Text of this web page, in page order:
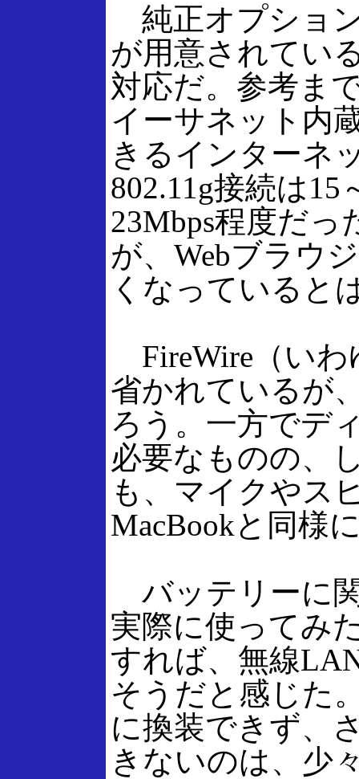
純正オプショ
が用意されてい
対応だ。参考ま
イーサネット内
きるインターネ
802.11g接続は
23Mbps程度だ
が、Webブラウ
くなっていると
FireWire（いわ
省かれているが
ろう。一方でデ
必要なものの、
も、マイクやス
MacBookと同様
バッテリーに
実際に使ってみ
すれば、無線
そうだと感じた
に換装できず、
きないのは、少